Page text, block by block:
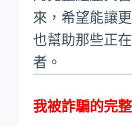
來，希望能讓
也幫助那些正
者。
我被詐騙的完